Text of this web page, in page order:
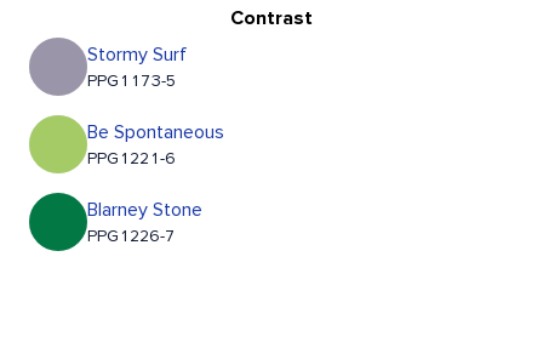
Contrast
Stormy Surf
PPG1173-5
Be Spontaneous
PPG1221-6
Blarney Stone
PPG1226-7